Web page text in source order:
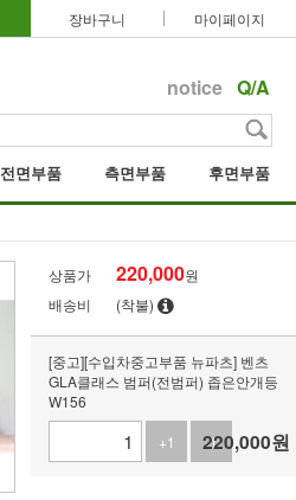
장바구니 마이페이지
notice Q/A
전면부품 측면부품 후면부품
상품가 220,000원
배송비
(착불)
[중고][수입차중고부품 뉴파츠] 벤츠
GLA클래스 범퍼(전범퍼) 좁은안개등
W156
+1
-1
220,000원